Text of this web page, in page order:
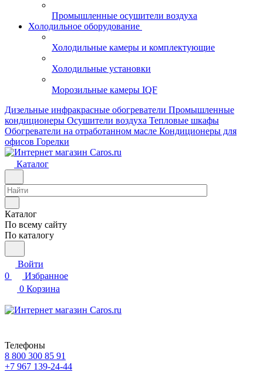
Промышленные осушители воздуха
Холодильное оборудование
Холодильные камеры и комплектующие
Холодильные установки
Морозильные камеры IQF
Дизельные инфракрасные обогреватели Промышленные
кондиционеры Осушители воздуха Тепловые шкафы
Обогреватели на отработанном масле Кондиционеры для
офисов Горелки
Каталог
Каталог
По всему сайту
По каталогу
Войти
0
Избранное
0 Корзина
Телефоны
8 800 300 85 91
+7 967 139-24-44